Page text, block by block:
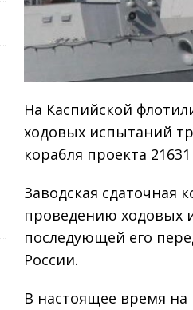
На Каспийской
ходовых испытаний
корабля проекта
Заводская сдаточная
проведению ходовых
последующей его
России.
В настоящее время на